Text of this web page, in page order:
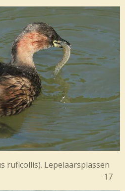
ruficollis). Lepelaarsplassen
6-2014. 17